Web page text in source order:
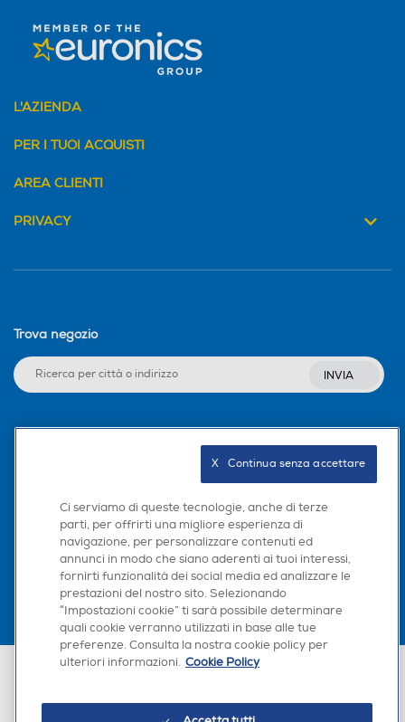
L'AZIENDA
PER I TUOI ACQUISTI
AREA CLIENTI
PRIVACY
Trova negozio
INVIA
Scarica la nostra app
Euronics Italia SpA. Sede legale Via Montefeltro, 6/a 20156 Milano
Ci serviamo di queste tecnologie, anche di terze
parti, per offrirti una migliore esperienza di
navigazione, per personalizzare contenuti ed
annunci in modo che siano aderenti ai tuoi interessi,
fornirti funzionalità dei social media ed analizzare le
prestazioni del nostro sito. Selezionando
“Impostazioni cookie” ti sarà possibile determinare
quali cookie verranno utilizzati in base alle tue
preferenze. Consulta la nostra cookie policy per
ulteriori informazioni. Cookie Policy
X   Continua senza accettare